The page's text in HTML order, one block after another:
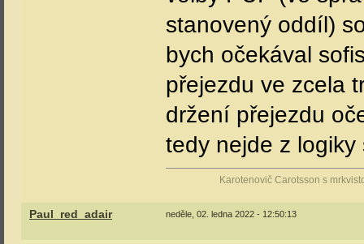
stanovený oddíl)
bych očekával
přejezdu ve zcela
držení přejezdu
tedy nejde z
Karotenovič Carotsson s
Paul_red_adair neděle, 02. ledna 2022 - 12:50:13